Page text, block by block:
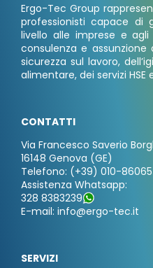
Ergo-Tec Group
professionisti capace di
livello alle imprese e
consulenza e
sicurezza sul lavoro,
alimentare, dei servizi
CONTATTI
Via Francesco Saverio
16148 Genova (GE)
Telefono: (+39) 010-
Assistenza Whatsapp:
328 8383239
E-mail: info@ergo-tec.it
SERVIZI